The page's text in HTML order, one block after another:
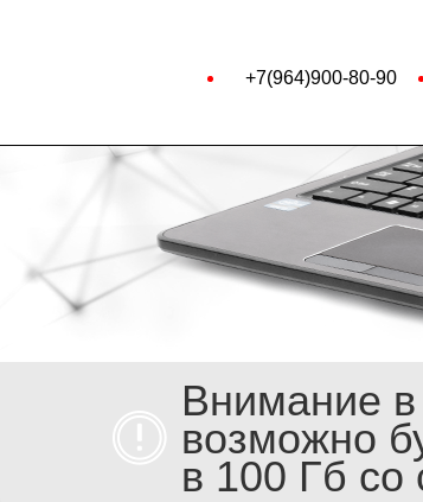
+7(964)900-80-90
Внимание
возможно
в 100 Гб со